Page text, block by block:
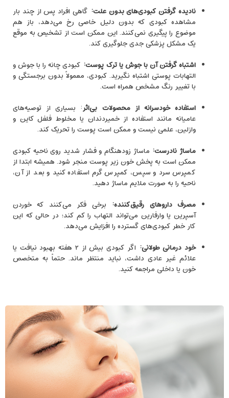
نادیده گرفتن کبودی‌های بدون علت: گاهی افراد پس از چند بار
مشاهده کبودی که بدون ‌دلیل خاصی رخ می‌دهد، باز هم
موضوع را پیگیری نمی‌کنند. این ممکن است از تشخیص به موقع
یک مشکل پزشکی جدی جلوگیری کند.
اشتباه گرفتن آن با جوش یا ترک پوست: کبودی چانه را با جوش و
التهابات پوستی اشتباه نگیرید. کبودی، معمولاً بدون برجستگی و
با تغییر رنگ مشخص همراه است.
استفاده خودسرانه از محصولات بی‌اثر: بسیاری از توصیه‌های
عامیانه مانند استفاده از خمیردندان یا مخلوط فلفل کاین و
وازلین، علمی نیست و ممکن است پوست را تحریک کند.
ماساژ نادرست: ماساژ زودهنگام و فشار شدید روی ناحیه کبودی
ممکن است به پخش خون زیر پوست منجر شود. همیشه ابتدا از
کمپرس سرد و سپس، کمپرس گرم استفاده کنید و بعد از آن،
ناحیه را به صورت ملایم ماساژ دهید.
مصرف داروهای رقیق‌کننده: برخی فکر می‌کنند که خوردن
آسپرین یا وارفارین می‌تواند التهاب را کم کند؛ در حالی که این
کار خطر کبودی‌های گسترده را افزایش می‌دهد.
خود درمانی طولانی:
اگر کبودی بیش از ۲ هفته بهبود نیافت یا
علائم غیر عادی داشت، نباید منتظر ماند. حتماً به متخصص
خون یا داخلی مراجعه کنید.